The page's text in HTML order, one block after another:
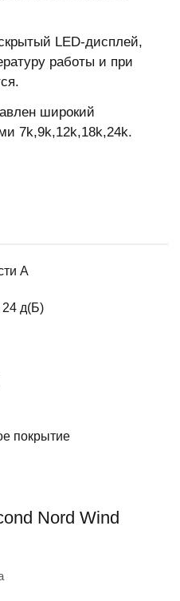
LED-дисплей,
работы и при
широкий
7k,9k,12k,18k,24k.
A
24 д(Б)
покрытие
Nord Wind